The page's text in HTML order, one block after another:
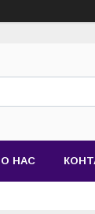
О НАС